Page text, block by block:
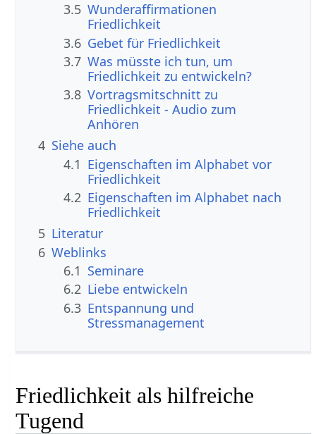
3.5 Wunderaffirmationen
Friedlichkeit
3.6 Gebet für Friedlichkeit
3.7 Was müsste ich tun, um
Friedlichkeit zu entwickeln?
3.8 Vortragsmitschnitt zu
Friedlichkeit - Audio zum
Anhören
4 Siehe auch
4.1 Eigenschaften im Alphabet vor
Friedlichkeit
4.2 Eigenschaften im Alphabet nach
Friedlichkeit
5 Literatur
6 Weblinks
6.1 Seminare
6.2 Liebe entwickeln
6.3 Entspannung und
Stressmanagement
Friedlichkeit als hilfreiche
Tugend